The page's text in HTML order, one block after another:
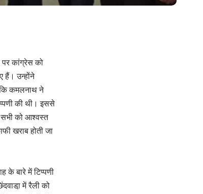
पर कांग्रेस को
हैं। उन्होंने
कि कमलनाथ ने
की थी। इससे
सभी को आश्वस्त
खराब होती जा
के बारे में टिप्पणी
में रैली को